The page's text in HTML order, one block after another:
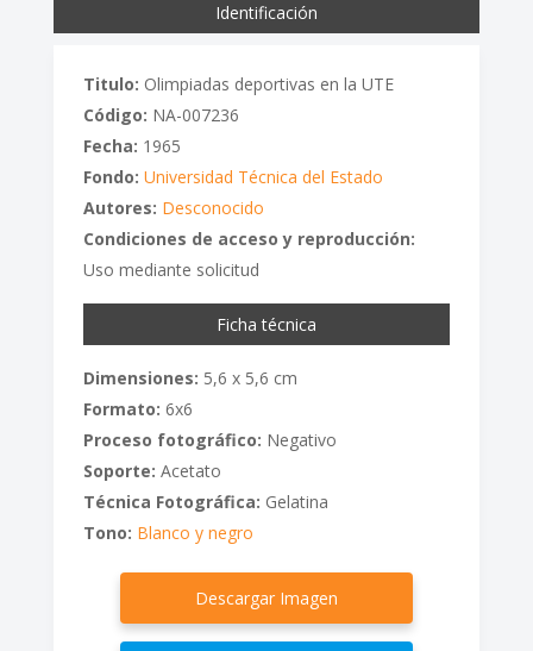
Identificación
Titulo: Olimpiadas deportivas en la UTE
Código: NA-007236
Fecha: 1965
Fondo: Universidad Técnica del Estado
Autores: Desconocido
Condiciones de acceso y reproducción:
Uso mediante solicitud
Ficha técnica
Dimensiones: 5,6 x 5,6 cm
Formato: 6x6
Proceso fotográfico: Negativo
Soporte: Acetato
Técnica Fotográfica: Gelatina
Tono: Blanco y negro
Descargar Imagen